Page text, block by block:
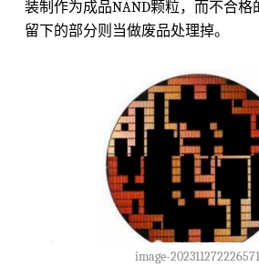
装制作为成品NAND颗粒，而不合格
留下的部分则当做废品处理掉。
image-